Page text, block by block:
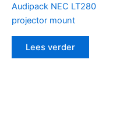
Audipack NEC LT280
projector mount
Lees verder